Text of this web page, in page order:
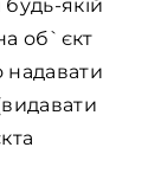
якій
об`єкт
надавати